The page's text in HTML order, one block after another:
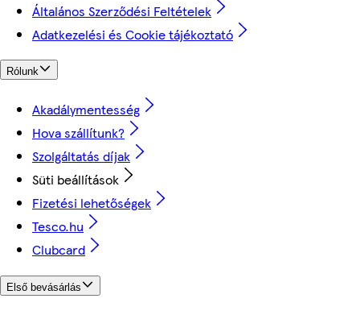
Általános Szerződési Feltételek
Adatkezelési és Cookie tájékoztató
Rólunk
Akadálymentesség
Hova szállítunk?
Szolgáltatás díjak
Süti beállítások
Fizetési lehetőségek
Tesco.hu
Clubcard
Első bevásárlás